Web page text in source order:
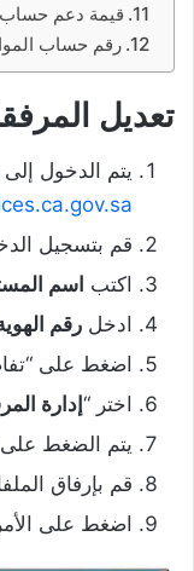
قيمة دعم
رقم حساب
تعديل
يتم الدخول إلى
قم بتسجيل
اكتب اسم
ادخل رقم
اضغط على
اختر “إدارة
يتم الضغط
قم بإرفاق
اضغط على